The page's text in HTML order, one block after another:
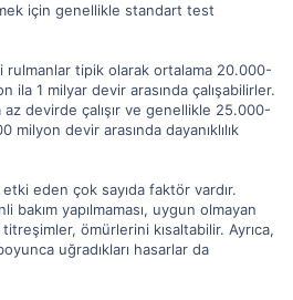
için genellikle standart test
rulmanlar tipik olarak ortalama 20.000-
ila 1 milyar devir arasında çalışabilirler.
az devirde çalışır ve genellikle 25.000-
devir arasında dayanıklılık
eden çok sayıda faktör vardır.
bakım yapılmaması, uygun olmayan
ömürlerini kısaltabilir. Ayrıca,
uğradıkları hasarlar da